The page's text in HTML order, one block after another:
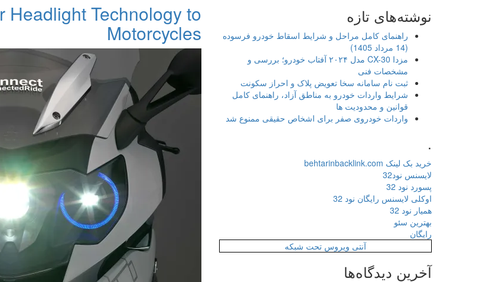
Headlight Technology to
Motorcycles
نوشته‌های تازه
راهنمای کامل مراحل و شرایط اسقاط خودرو فرسوده
(14 مرداد 1405)
مزدا CX-30 مدل ۲۰۲۴ آفتاب خودرو؛ بررسی و
مشخصات فنی
ثبت نام سامانه سخا تعویض پلاک و احراز سکونت
شرایط واردات خودرو به مناطق آزاد، راهنمای کامل
قوانین و محدودیت ها
واردات خودروی صفر برای اشخاص حقیقی ممنوع شد
.
خرید بک لینک behtarinbacklink.com
لایسنس نود32
پسورد نود 32
اوکلی لایسنس رایگان نود 32
همیار نود 32
بهترین سئو
رایگان
آنتی ویروس تحت شبکه
آخرین دیدگاه‌ها